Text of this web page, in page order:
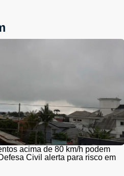
acima de 80 km/h podem
Civil alerta para risco em